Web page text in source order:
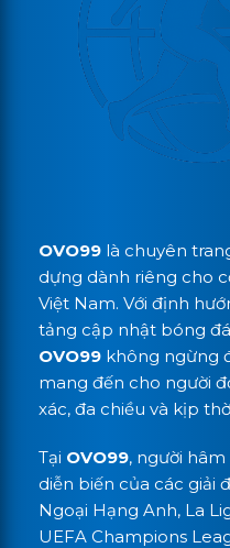
OVO99 là chuyên
dựng dành riêng cho
Việt Nam. Với định
tảng cập nhật bóng
OVO99 không ngừng
mang đến cho người
xác, đa chiều và kịp
Tại OVO99, người
diễn biến của các giải
Ngoại Hạng Anh, La
UEFA Champions